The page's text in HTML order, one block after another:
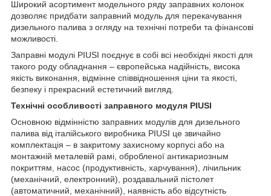
Широкий асортимент модельного ряду заправних колонок
дозволяє придбати заправний модуль для перекачування
дизельного палива з огляду на технічні потреби та фінансові
можливості.
Заправні модулі PIUSI поєднує в собі всі необхідні якості для
такого роду обладнання – європейська надійність, висока
якість виконання, відмінне співвідношення ціни та якості,
безпеку і прекрасний естетичний вигляд.
Технічні особливості заправного модуля PIUSI
Основною відмінністю заправних модулів для дизельного
палива від італійського виробника PIUSI це звичайно
комплектація – в закритому захисному корпусі або на
монтажній металевій рамі, обробленої антикариозным
покриттям, насос (продуктивність, харчування), лічильник
(механічний, електронний), роздавальний пістолет
(автоматичний, механічний), наявність або відсутність